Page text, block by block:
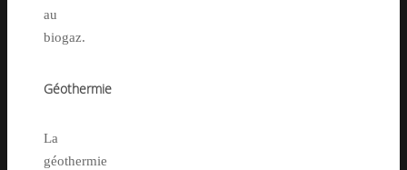
au
biogaz.
Géothermie
La
géothermie